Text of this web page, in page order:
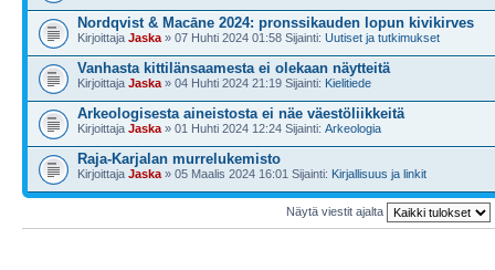
Nordqvist & Macāne 2024: pronssikauden lopun kivikirves
Kirjoittaja Jaska » 07 Huhti 2024 01:58 Sijainti: Uutiset ja tutkimukset
Vanhasta kittilänsaamesta ei olekaan näytteitä
Kirjoittaja Jaska » 04 Huhti 2024 21:19 Sijainti: Kielitiede
Arkeologisesta aineistosta ei näe väestöliikkeitä
Kirjoittaja Jaska » 01 Huhti 2024 12:24 Sijainti: Arkeologia
Raja-Karjalan murrelukemisto
Kirjoittaja Jaska » 05 Maalis 2024 16:01 Sijainti: Kirjallisuus ja linkit
Näytä viestit ajalta